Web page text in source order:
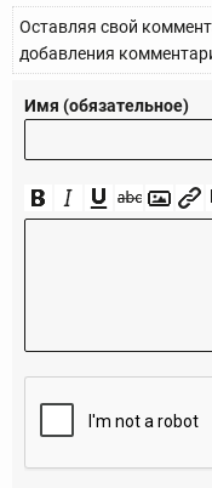
Оставляя свой
добавления
Имя (обязательное)